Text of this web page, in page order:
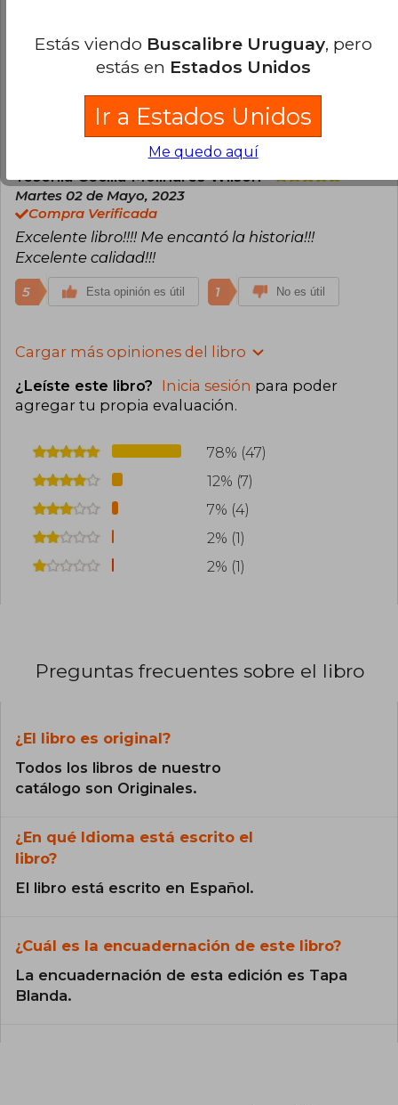
La portada me parece muy linda, la trama y los
personajes excelente, espere mucho tiempo para
Esta opinión es útil 0 No es útil
Yesenia Cecilia Molinares Wilson
Martes 02 de Mayo, 2023
Compra Verificada
Excelente libro!!!! Me encantó la historia!!!
Excelente calidad!!!
5 Esta opinión es útil 1 No es útil
Cargar más opiniones del libro
¿Leíste este libro? Inicia sesión para poder
agregar tu propia evaluación.
78% (47)
12% (7)
7% (4)
2% (1)
2% (1)
Preguntas frecuentes sobre el libro
¿El libro es original?
Todos los libros de nuestro
catálogo son Originales.
¿En qué Idioma está escrito el
libro?
El libro está escrito en Español.
¿Cuál es la encuadernación de este libro?
La encuadernación de esta edición es Tapa
Blanda.
Estás viendo Buscalibre Uruguay, pero
estás en Estados Unidos
Ir a Estados Unidos
Me quedo aquí